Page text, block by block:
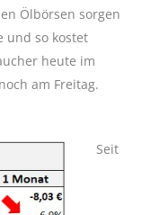
Ölbörsen sorgen
und so kostet
heute im
am Freitag.
Seit